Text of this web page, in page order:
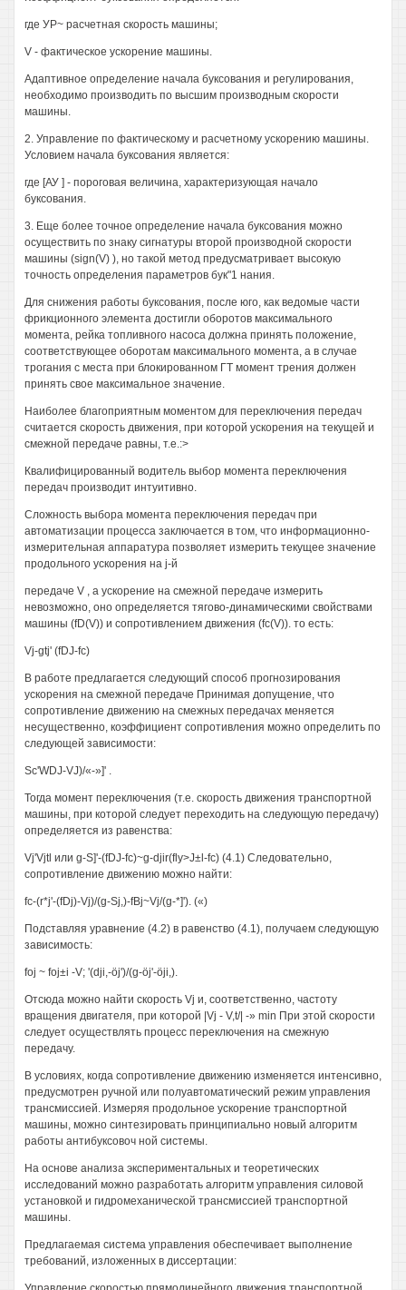
где УР~ расчетная скорость машины;
V - фактическое ускорение машины.
Адаптивное определение начала буксования и регулирования,
необходимо производить по высшим производным скорости
машины.
2. Управление по фактическому и расчетному ускорению машины.
Условием начала буксования является:
где [АУ ] - пороговая величина, характеризующая начало
буксования.
3. Еще более точное определение начала буксования можно
осуществить по знаку сигнатуры второй производной скорости
машины (sign(V) ), но такой метод предусматривает высокую
точность определения параметров бук"1 нания.
Для снижения работы буксования, после юго, как ведомые части
фрикционного элемента достигли оборотов максимального
момента, рейка топливного насоса должна принять положение,
соответствующее оборотам максимального момента, а в случае
трогания с места при блокированном ГТ момент трения должен
принять свое максимальное значение.
Наиболее благоприятным моментом для переключения передач
считается скорость движения, при которой ускорения на текущей и
смежной передаче равны, т.е.:>
Квалифицированный водитель выбор момента переключения
передач производит интуитивно.
Сложность выбора момента переключения передач при
автоматизации процесса заключается в том, что информационно-
измерительная аппаратура позволяет измерить текущее значение
продольного ускорения на j-й
передаче V , а ускорение на смежной передаче измерить
невозможно, оно определяется тягово-динамическими свойствами
машины (fD(V)) и сопротивлением движения (fc(V)). то есть:
Vj-gtj' (fDJ-fc)
В работе предлагается следующий способ прогнозирования
ускорения на смежной передаче Принимая допущение, что
сопротивление движению на смежных передачах меняется
несущественно, коэффициент сопротивления можно определить по
следующей зависимости:
Sc'WDJ-VJ)/«-»]' .
Тогда момент переключения (т.е. скорость движения транспортной
машины, при которой следует переходить на следующую передачу)
определяется из равенства:
Vj'Vjtl или g-S]'-(fDJ-fc)~g-djir(fly>J±l-fc) (4.1) Следовательно,
сопротивление движению можно найти:
fc-(r*j'-(fDj)-Vj)/(g-Sj,)-fBj~Vj/(g-*]'). («)
Подставляя уравнение (4.2) в равенство (4.1), получаем следующую
зависимость:
foj ~ foj±i -V; '(dji,-öj')/(g-öj'-öji,).
Отсюда можно найти скорость Vj и, соответственно, частоту
вращения двигателя, при которой |Vj - V,t/| -» min При этой скорости
следует осуществлять процесс переключения на смежную
передачу.
В условиях, когда сопротивление движению изменяется интенсивно,
предусмотрен ручной или полуавтоматический режим управления
трансмиссией. Измеряя продольное ускорение транспортной
машины, можно синтезировать принципиально новый алгоритм
работы антибуксовоч ной системы.
На основе анализа экспериментальных и теоретических
исследований можно разработать алгоритм управления силовой
установкой и гидромеханической трансмиссией транспортной
машины.
Предлагаемая система управления обеспечивает выполнение
требований, изложенных в диссертации: